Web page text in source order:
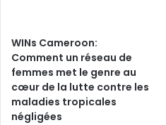
WINs Cameroon:
Comment un réseau de
femmes met le genre au
cœur de la lutte contre les
maladies tropicales
négligées